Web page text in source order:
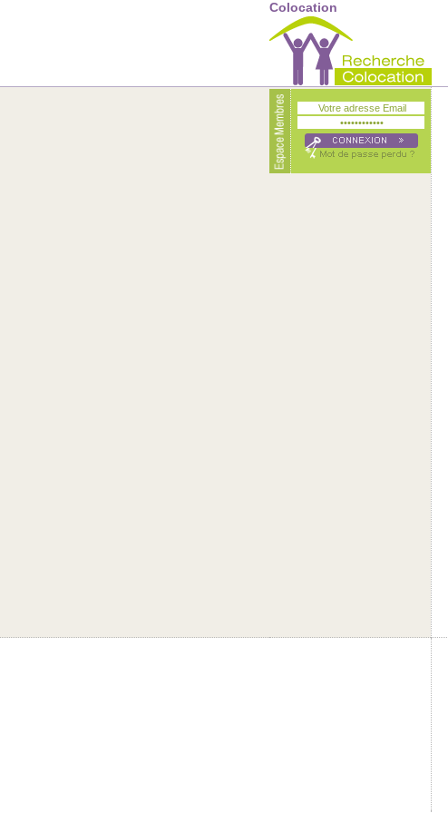
Colocation